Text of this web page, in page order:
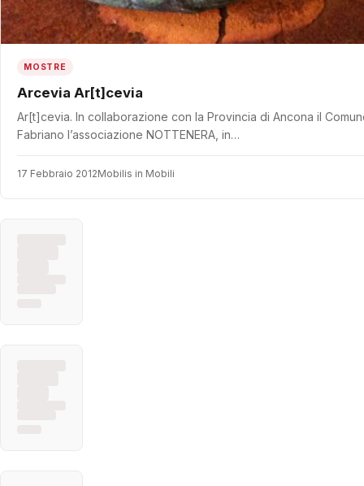
MOSTRE
Arcevia Ar[t]cevia
Ar[t]cevia. In collaborazione con la Provincia di Ancona il
Fabriano l’associazione NOTTENERA, in…
17 Febbraio 2012Mobilis in Mobili